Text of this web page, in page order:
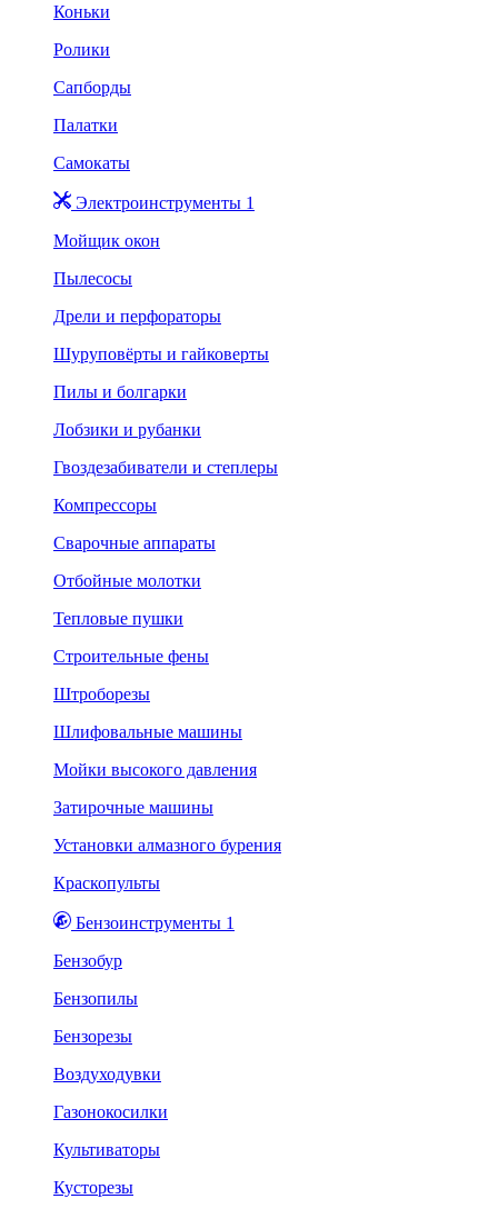
Коньки
Ролики
Сапборды
Палатки
Самокаты
Электроинструменты 1
Мойщик окон
Пылесосы
Дрели и перфораторы
Шуруповёрты и гайковерты
Пилы и болгарки
Лобзики и рубанки
Гвоздезабиватели и степлеры
Компрессоры
Сварочные аппараты
Отбойные молотки
Тепловые пушки
Строительные фены
Штроборезы
Шлифовальные машины
Мойки высокого давления
Затирочные машины
Установки алмазного бурения
Краскопульты
Бензоинструменты 1
Бензобур
Бензопилы
Бензорезы
Воздуходувки
Газонокосилки
Культиваторы
Кусторезы